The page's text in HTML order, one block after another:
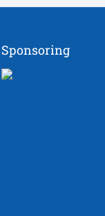
Sponsoring